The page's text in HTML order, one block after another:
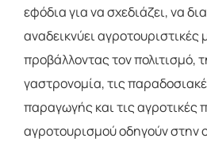
εφόδια για να σχεδιάζει, να
αναδεικνύει αγροτουριστικές
προβάλλοντας τον πολιτισμό,
γαστρονομία, τις
παραγωγής και τις αγροτικές
αγροτουρισμού οδηγούν στην